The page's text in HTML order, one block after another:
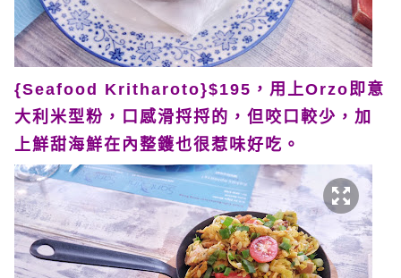
{Seafood Kritharoto}$195，用上Orzo即意
大利米型粉，口感滑捋捋的，但咬口較少，加
上鮮甜海鮮在內整鑊也很惹味好吃。